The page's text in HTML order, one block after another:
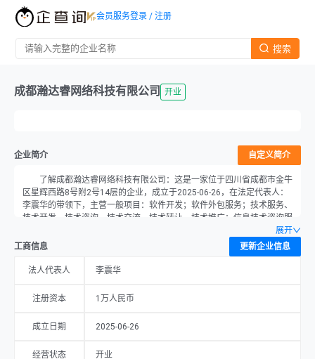
搜索
会员服务登录 / 注册
成都瀚达睿网络科技有限公司 开业
企业简介 自定义简介
了解成都瀚达睿网络科技有限公司：这是一家位于四川省成都市金牛
区星辉西路8号附2号14层的企业，成立于2025-06-26，在法定代表人：
李震华的带领下，主营一般项目：软件开发；软件外包服务；技术服务、
技术开发、技术咨询、技术交流、技术转让、技术推广；信息技术咨询服
务；信息咨询服务（不含许可类信息咨询服务）；信息系统集成服务；信
息系统运行维护服务；教育咨询服务（不含涉许可审批的教育培训活
动）；软件销售；广告设计、代理。（除依法须经批准的项目外，凭营业
执照依法自主开展经营活动），注册资本为1万元，当前经营状况为开
展开
工商信息
更新企业信息
法人代表人 李震华
注册资本 1万人民币
成立日期 2025-06-26
经营状态 开业